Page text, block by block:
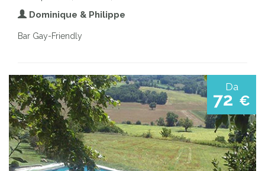
Dominique & Philippe
Bar Gay-Friendly
Da
72 €